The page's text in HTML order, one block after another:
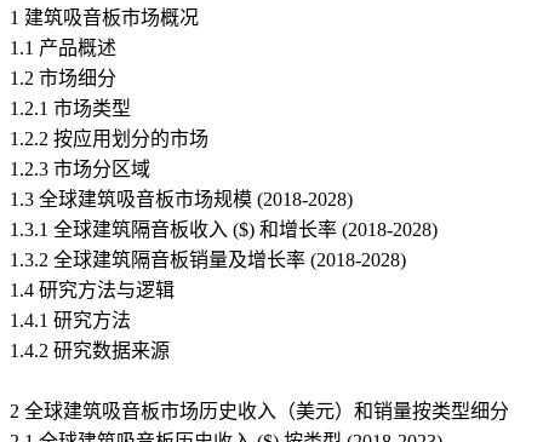
1 建筑吸音板市场概况
1.1 产品概述
1.2 市场细分
1.2.1 市场类型
1.2.2 按应用划分的市场
1.2.3 市场分区域
1.3 全球建筑吸音板市场规模 (2018-2028)
1.3.1 全球建筑隔音板收入 ($) 和增长率 (2018-2028)
1.3.2 全球建筑隔音板销量及增长率 (2018-2028)
1.4 研究方法与逻辑
1.4.1 研究方法
1.4.2 研究数据来源
2 全球建筑吸音板市场历史收入（美元）和销量按类型细分